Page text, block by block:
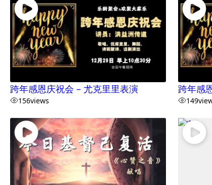
跨年感恩庆祝会 – 尤克里里表演
156views
跨年感
149